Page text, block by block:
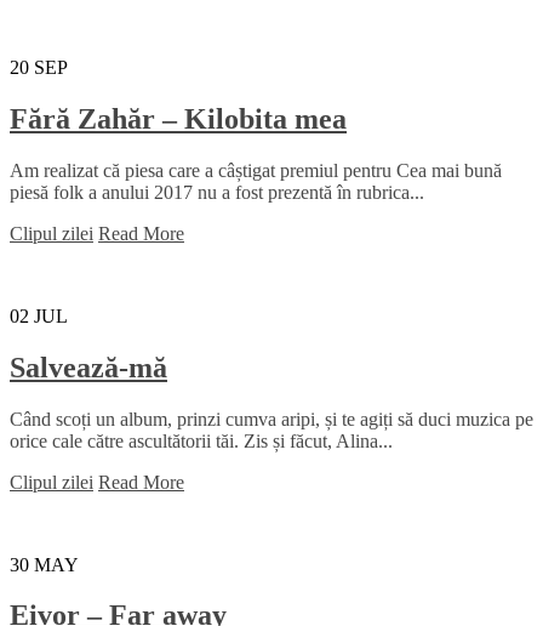
20 SEP
Fără Zahăr – Kilobita mea
Am realizat că piesa care a câștigat premiul pentru Cea mai bună
piesă folk a anului 2017 nu a fost prezentă în rubrica...
Clipul zilei Read More
02 JUL
Salvează-mă
Când scoți un album, prinzi cumva aripi, și te agiți să duci muzica pe
orice cale către ascultătorii tăi. Zis și făcut, Alina...
Clipul zilei Read More
30 MAY
Eivor – Far away